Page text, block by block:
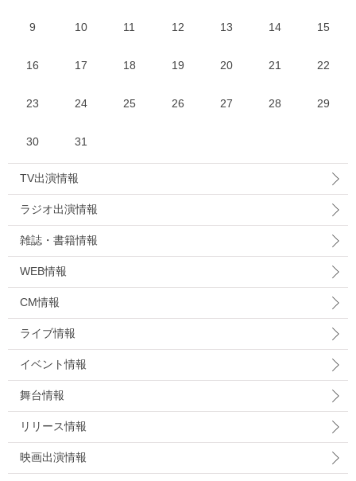
9 10 11 12 13 14 15
16 17 18 19 20 21 22
23 24 25 26 27 28 29
30 31
TV出演情報
ラジオ出演情報
雑誌・書籍情報
WEB情報
CM情報
ライブ情報
イベント情報
舞台情報
リリース情報
映画出演情報